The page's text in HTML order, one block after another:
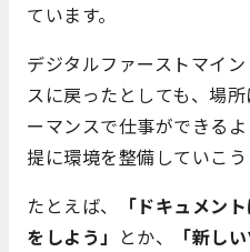
ています。
デジタルファーストマイ
スに戻ったとしても、場
ーマンスで仕事ができる
提に環境を整備していこう
たとえば、
「ドキュメン
をしよう」 とか、
「新し